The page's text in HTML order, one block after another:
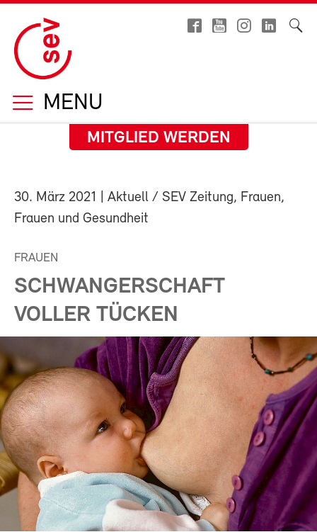
MENU
MITGLIED WERDEN
30. März 2021
| Aktuell / SEV Zeitung, Frauen,
Frauen und Gesundheit
FRAUEN
SCHWANGERSCHAFT
VOLLER TÜCKEN